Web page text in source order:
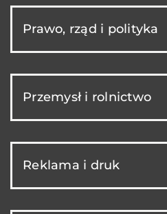
Prawo, rząd i polityka
Przemysł i rolnictwo
Reklama i druk